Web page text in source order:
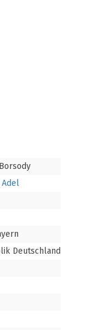
Adel
Deutschland